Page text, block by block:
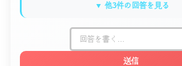
▼ 他3件の回答を見る
送信